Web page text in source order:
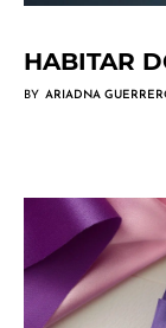
HABITAR
BY ARIADNA